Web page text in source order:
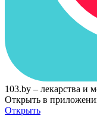
103.by – лекарства и
Открыть в
Открыть